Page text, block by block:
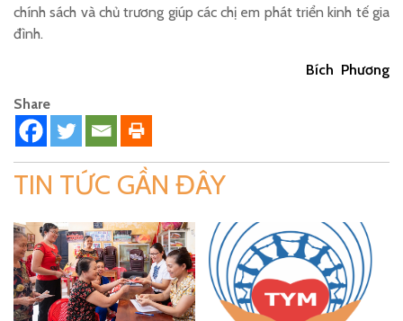
chính sách và chủ trương giúp các chị em phát triển kinh tế gia
đình.
Bích Phương
Share
TIN TỨC GẦN ĐÂY